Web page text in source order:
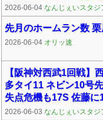
2026-06-04 なんじぇいスタジ
先月のホームラン数
2026-06-04 オリッ速
【阪神対西武1回戦】
多タイ11 ネビン10号
失点危機も17S 佐藤に
2026-06-03 なんじぇいスタジ